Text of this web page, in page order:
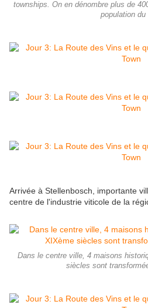
townships. On en dénombre plus de
population du
Arrivée à Stellenbosch, importante
centre de l'industrie viticole de la
Dans le centre ville, 4 maisons
siècles sont